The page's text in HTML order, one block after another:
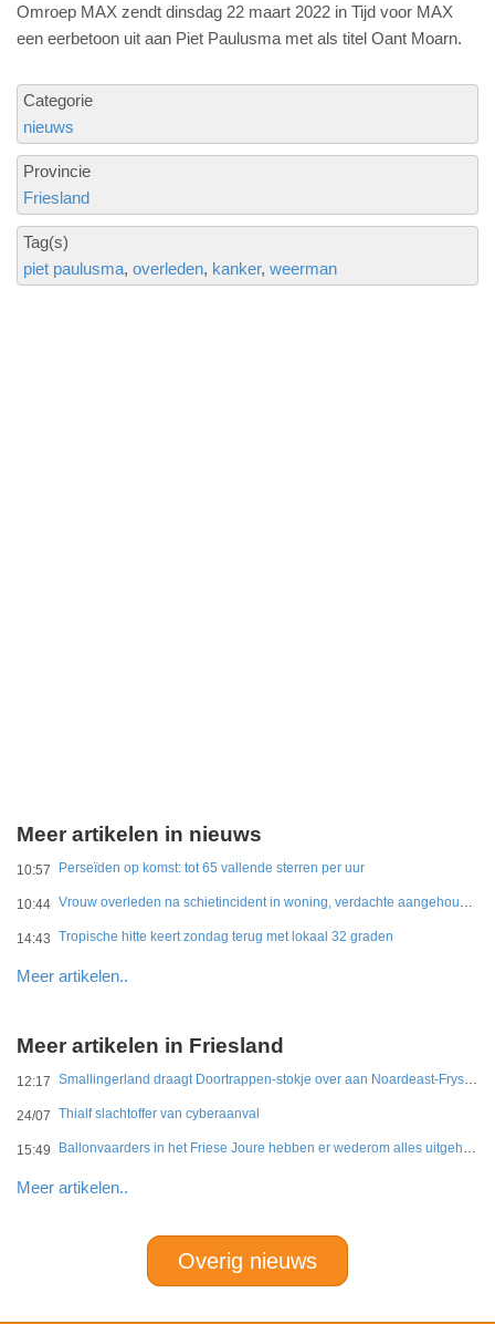
Omroep MAX zendt dinsdag 22 maart 2022 in Tijd voor MAX
een eerbetoon uit aan Piet Paulusma met als titel Oant Moarn.
Categorie
nieuws
Provincie
Friesland
Tag(s)
piet paulusma overleden kanker weerman
Meer artikelen in nieuws
10:57 Perseïden op komst: tot 65 vallende sterren per uur
10:44 Vrouw overleden na schietincident in woning, verdachte aangehouden
14:43 Tropische hitte keert zondag terug met lokaal 32 graden
Meer artikelen..
Meer artikelen in Friesland
12:17 Smallingerland draagt Doortrappen-stokje over aan Noardeast-Fryslân en Dantumadiel
24/07 Thialf slachtoffer van cyberaanval
15:49 Ballonvaarders in het Friese Joure hebben er wederom alles uitgehaald
Meer artikelen..
Overig nieuws